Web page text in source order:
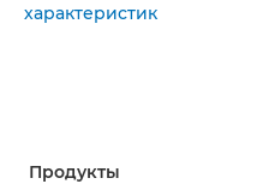
характеристик
Продукты